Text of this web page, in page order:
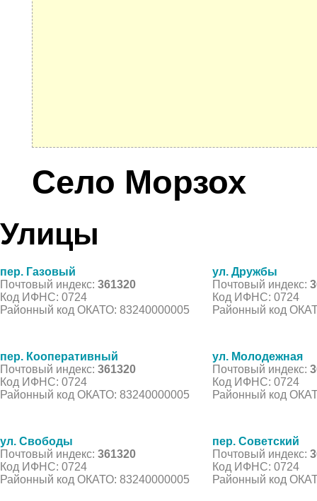
Село Морзох
Улицы
пер. Газовый
Почтовый индекс: 361320
Код ИФНС: 0724
Районный код ОКАТО: 83240000005
ул. Дружбы
Почтовый индекс:
Код ИФНС: 0724
Районный код
пер. Кооперативный
Почтовый индекс: 361320
Код ИФНС: 0724
Районный код ОКАТО: 83240000005
ул. Молодежная
Почтовый индекс:
Код ИФНС: 0724
Районный код
ул. Свободы
Почтовый индекс: 361320
Код ИФНС: 0724
Районный код ОКАТО: 83240000005
пер. Советский
Почтовый индекс:
Код ИФНС: 0724
Районный код